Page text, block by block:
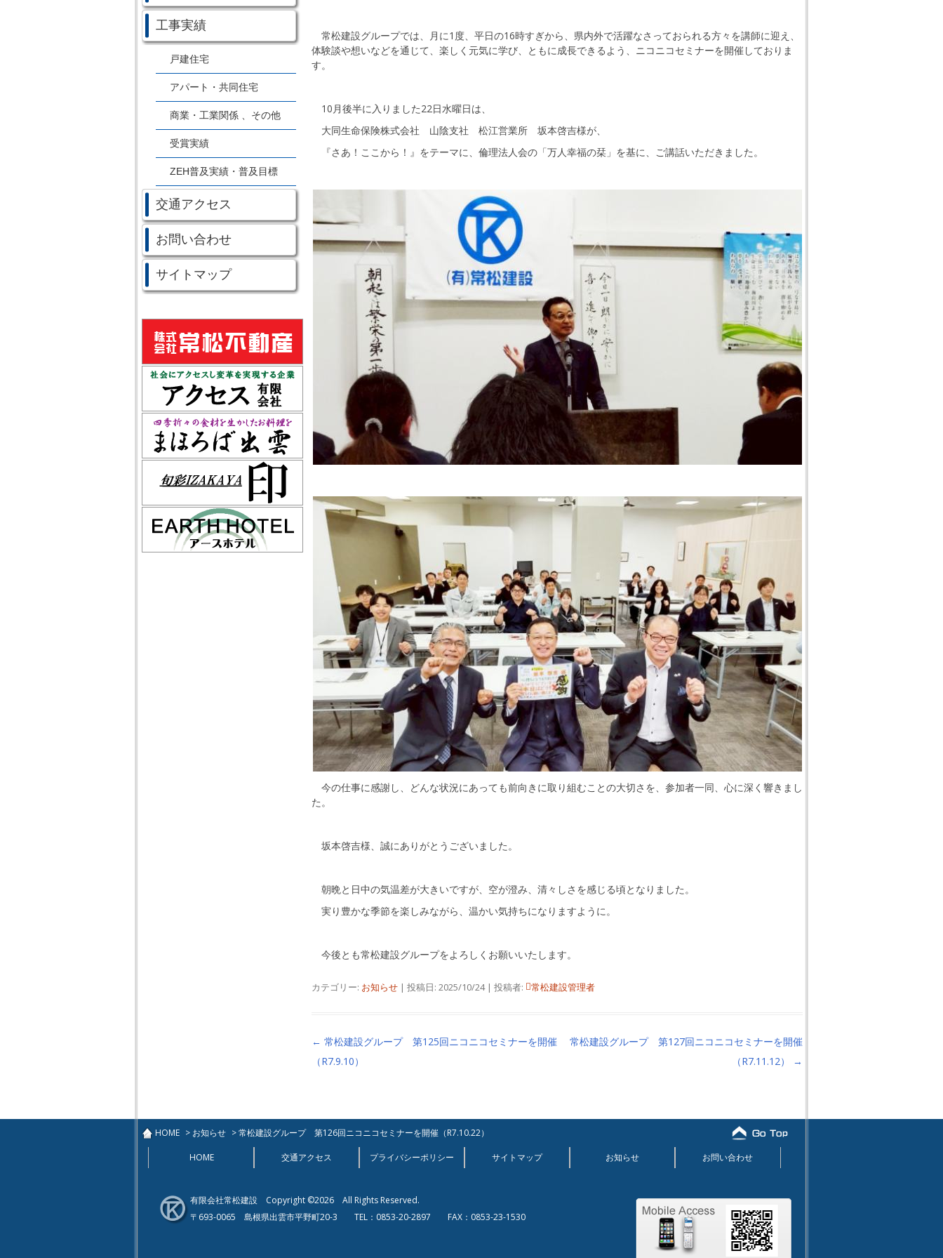
常松建設グループでは、月に1度、平日の16時すぎから、県内外で活躍なさっておられる方々を講師に迎え、
体験談や想いなどを通じて、楽しく元気に学び、ともに成長できるよう、ニコニコセミナーを開催しておりま
す。
10月後半に入りました22日水曜日は、
大同生命保険株式会社 山陰支社 松江営業所 坂本啓吉様が、
『さあ！ここから！』をテーマに、倫理法人会の「万人幸福の栞」を基に、ご講話いただきました。
今の仕事に感謝し、どんな状況にあっても前向きに取り組むことの大切さを、参加者一同、心に深く響きまし
た。
坂本啓吉様、誠にありがとうございました。
朝晩と日中の気温差が大きいですが、空が澄み、清々しさを感じる頃となりました。
実り豊かな季節を楽しみながら、温かい気持ちになりますように。
今後とも常松建設グループをよろしくお願いいたします。
カテゴリー: お知らせ | 投稿日: 2025/10/24| 投稿者: 常松建設管理者
投稿ナビゲーション
← 常松建設グループ 第125回ニコニコセミナーを開催
（R7.9.10）
常松建設グループ 第127回ニコニコセミナーを開催
（R7.11.12）
→
工事実績
戸建住宅
アパート・共同住宅
商業・工業関係 、その他
受賞実績
ZEH普及実績・普及目標
交通アクセス
お問い合わせ
サイトマップ
HOME > お知らせ >常松建設グループ 第126回ニコニコセミナーを開催（R7.10.22）
HOME 交通アクセス プライバシーポリシー サイトマップ お知らせ お問い合わせ
有限会社常松建設 Copyright ©2026 All Rights Reserved.
〒693-0065 島根県出雲市平野町20-3 TEL：0853-20-2897 FAX：0853-23-1530